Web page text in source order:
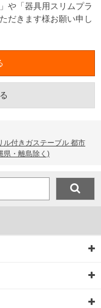
や「器具用スリムプラ
だきます様お願い申し
ル付きガステーブル 都市
県・離島除く)